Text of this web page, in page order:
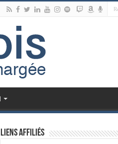
Liens Affiliés